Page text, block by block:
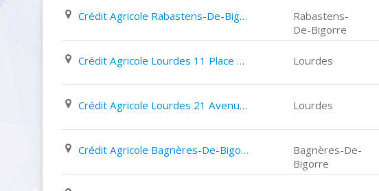
Crédit Agricole Rabastens-De-Bigorre 35 Place Centrale
Rabastens-
De-Bigorre
Crédit Agricole Lourdes 11 Place Du Champ Commun Lourdes
Crédit Agricole Lourdes 21 Avenue Alexandre Marqui Lourdes
Crédit Agricole Bagnères-De-Bigorre 20 Allée des Coustous
Bagnères-De-
Bigorre